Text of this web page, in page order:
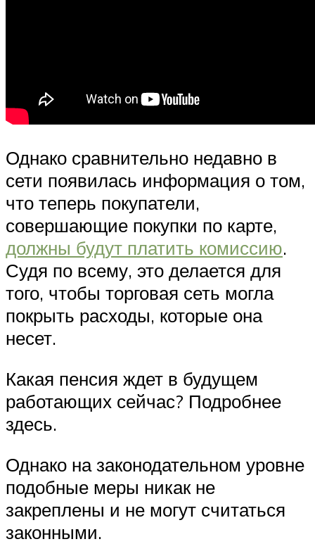
Однако сравнительно недавно в
сети появилась информация о том,
что теперь покупатели,
совершающие покупки по карте,
должны будут платить комиссию.
Судя по всему, это делается для
того, чтобы торговая сеть могла
покрыть расходы, которые она
несет.
Какая пенсия ждет в будущем
работающих сейчас? Подробнее
здесь.
Однако на законодательном уровне
подобные меры никак не
закреплены и не могут считаться
законными.